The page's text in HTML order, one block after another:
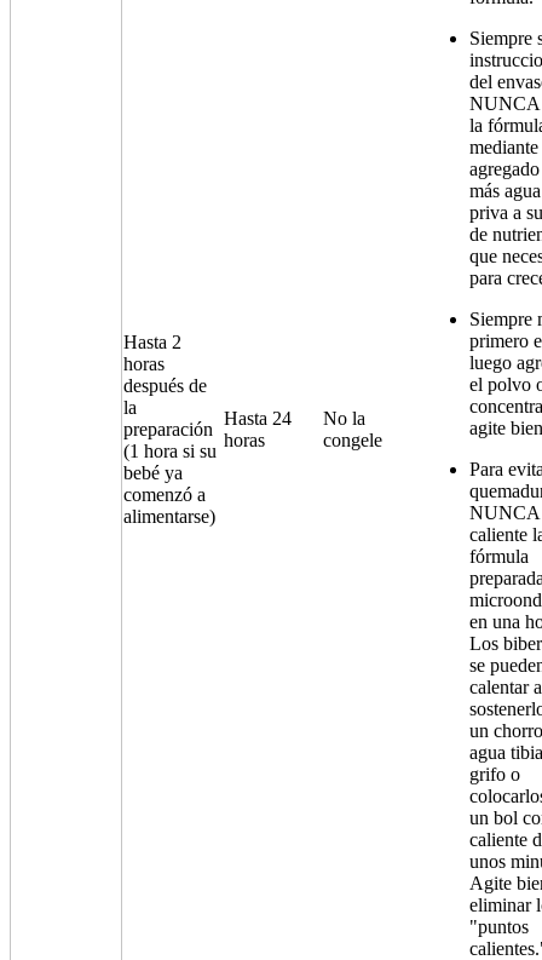
Hasta 2
horas
después de
la
preparación
(1 hora si su
bebé ya
comenzó a
alimentarse)
Hasta 24
horas
No la
congele
Siempre
del
NUNCA
la
más
priva a
de
que
para
Siempre
primero
luego
el polvo
agite
Para
NUNCA
caliente
fórmula
en una
Los
se
calentar
un
agua
grifo o
un bol
caliente
unos
Agite
eliminar
"puntos